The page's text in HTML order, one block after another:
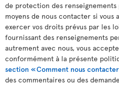
de protection des renseignements
moyens de nous contacter si vous
exercer vos droits prévus par les
fournissant des renseignements
autrement avec nous, vous
conformément à la présente
section « Comment nous
des commentaires ou des